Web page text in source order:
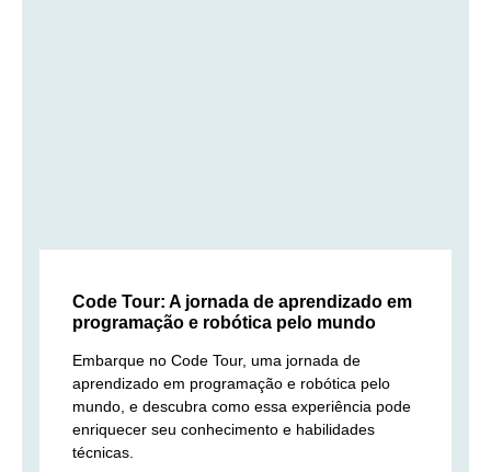
Code Tour: A jornada de aprendizado em
programação e robótica pelo mundo
Embarque no Code Tour, uma jornada de
aprendizado em programação e robótica pelo
mundo, e descubra como essa experiência pode
enriquecer seu conhecimento e habilidades
técnicas.